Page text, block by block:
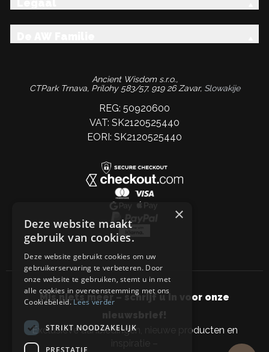
Ancient Wisdom s.r.o.,
CTPark Trnava, Prílohy 583/57, 919 26 Zavar, Slowakije
REG: 50920600
VAT: SK2120525440
EORI: SK2120525440
Mis niets meer – schrijf u in voor onze
nieuwsbrief!
Exclusieve aanbiedingen, nieuwe producten en
inspiratie –
×
Deze website maakt
gebruik van cookies.
Deze website gebruikt cookies om uw
gebruikerservaring te verbeteren. Door
onze website te gebruiken, stemt u in met
alle cookies in overeenstemming met ons
Cookiebeleid.Lees verder
STRIKT NOODZAKELIJK
PRESTATIE